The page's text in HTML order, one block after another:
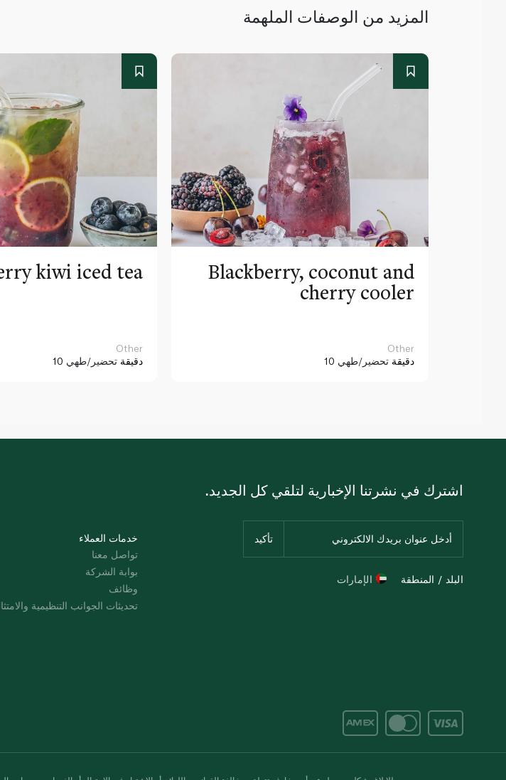
المزيد من الوصفات الملهمة
kiwi iced tea
Other
10 دقيقة تحضير/طهي
Blackberry, coconut and
cherry cooler
Other
10 دقيقة تحضير/طهي
خدمات العملاء
تواصل معنا
بوابة الشركة
وظائف
تحديثات الجوانب التنظيمية
اشترك في نشرتنا الإخبارية لتلقي كل الجديد.
البلد / المنطقة الإمارات